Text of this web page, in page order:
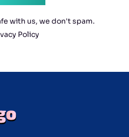
with us, we don't spam.
Policy